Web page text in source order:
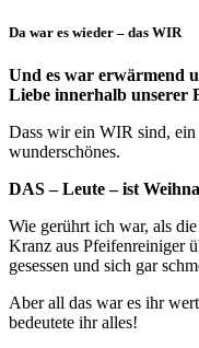
Da war es wieder – das WIR
Und es war erwärmend
Liebe innerhalb unserer
Dass wir ein WIR sind,
wunderschönes.
DAS – Leute – ist
Wie gerührt ich war, als
Kranz aus Pfeifenreiniger
gesessen und sich gar
Aber all das war es ihr
bedeutete ihr alles!